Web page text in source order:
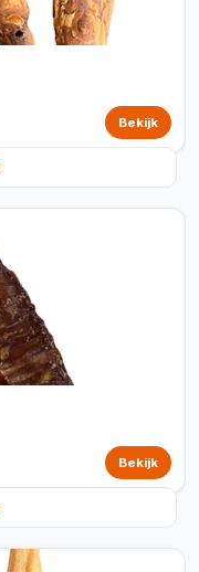
Bekijk
Bekijk